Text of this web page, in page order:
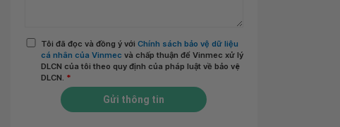
Tôi đã đọc và đồng ý với Chính sách bảo vệ dữ liệu
cá nhân của Vinmec và chấp thuận để Vinmec xử lý
DLCN của tôi theo quy định của pháp luật về bảo vệ
DLCN. *
Gửi thông tin